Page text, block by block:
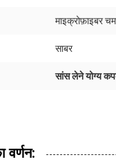
माइक्रोफ़ाइबर
साबर
सांस लेने योग्य
वर्णन: